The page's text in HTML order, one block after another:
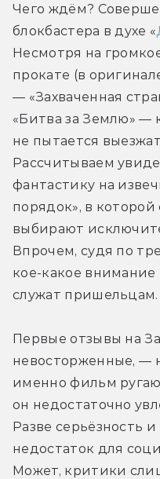
Чего ждём?
блокбастера в духе «
Несмотря на
прокате (в
— «Захваченная
«Битва за Землю» —
не пытается
Рассчитываем
фантастику на
порядок», в которой
выбирают
Впрочем, судя по
кое-какое
служат пришельцам.
Первые отзывы на
невосторженные, —
именно фильм
он недостаточно
Разве серьёзность
недостаток для
Может, критики